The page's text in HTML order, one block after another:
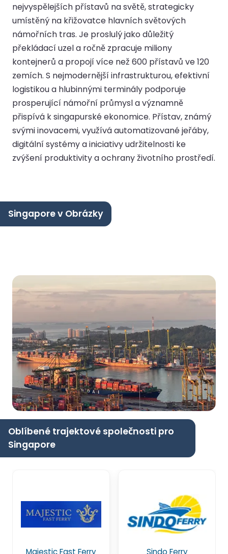
nejvyspělejších přístavů na světě, strategicky
umístěný na křižovatce hlavních světových
námořních tras. Je proslulý jako důležitý
překládací uzel a ročně zpracuje miliony
kontejnerů a propojí více než 600 přístavů ve 120
zemích. S nejmodernější infrastrukturou, efektivní
logistikou a hlubinnými terminály podporuje
prosperující námořní průmysl a významně
přispívá k singapurské ekonomice. Přístav, známý
svými inovacemi, využívá automatizované jeřáby,
digitální systémy a iniciativy udržitelnosti ke
zvýšení produktivity a ochrany životního prostředí.
Singapore v Obrázky
Oblíbené trajektové společnosti pro
Singapore
Majestic Fast Ferry Sindo Ferry